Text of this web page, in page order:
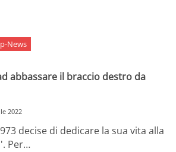
News
abbassare il braccio destro da
2022
decise di dedicare la sua vita alla
Per…